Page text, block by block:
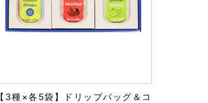
【3種×各5袋】ドリップバッグ＆コ